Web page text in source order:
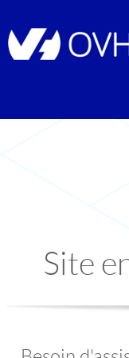
Site